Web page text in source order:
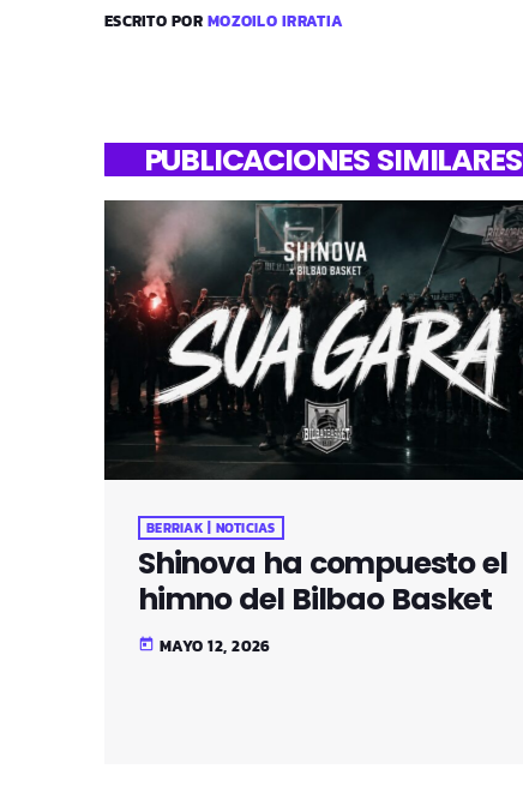
ESCRITO PORMOZOILO IRRATIA
PUBLICACIONES SIMILARES
BERRIAK | NOTICIAS
Shinova ha compuesto el
himno del Bilbao Basket
today MAYO 12, 2026